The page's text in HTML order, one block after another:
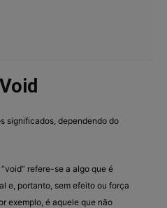
Void
significados, dependendo do
refere-se a algo que é
e, portanto, sem efeito ou força
exemplo, é aquele que não